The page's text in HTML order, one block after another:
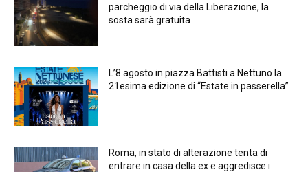
parcheggio di via della Liberazione, la
sosta sarà gratuita
L’8 agosto in piazza Battisti a Nettuno la
21esima edizione di “Estate in passerella”
Roma, in stato di alterazione tenta di
entrare in casa della ex e aggredisce i